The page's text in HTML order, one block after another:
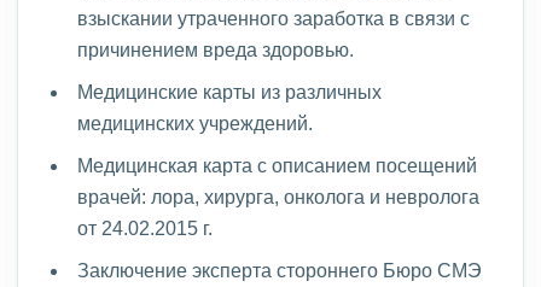
взыскании утраченного заработка в связи с
причинением вреда здоровью.
Медицинские карты из различных
медицинских учреждений.
Медицинская карта с описанием посещений
врачей: лора, хирурга, онколога и невролога
от 24.02.2015 г.
Заключение эксперта стороннего Бюро СМЭ